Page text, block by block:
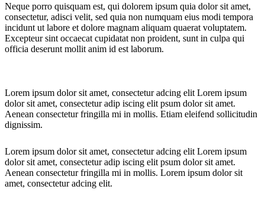
Neque porro quisquam est, qui dolorem ipsum quia dolor sit amet,
consectetur, adisci velit, sed quia non numquam eius modi tempora
incidunt ut labore et dolore magnam aliquam quaerat voluptatem.
Excepteur sint occaecat cupidatat non proident, sunt in culpa qui
officia deserunt mollit anim id est laborum.
Lorem ipsum dolor sit amet, consectetur adcing elit Lorem ipsum
dolor sit amet, consectetur adip iscing elit psum dolor sit amet.
Aenean consectetur fringilla mi in mollis. Etiam eleifend sollicitudin
dignissim.
Lorem ipsum dolor sit amet, consectetur adcing elit Lorem ipsum
dolor sit amet, consectetur adip iscing elit psum dolor sit amet.
Aenean consectetur fringilla mi in mollis. Lorem ipsum dolor sit
amet, consectetur adcing elit.